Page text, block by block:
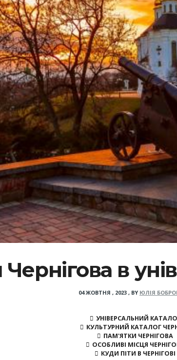
в
04 ЖОВТНЯ , 2023 , BY ЮЛІЯ
УНІВЕРСАЛЬНИЙ
КУЛЬТУРНИЙ КАТАЛОГ
ПАМ'ЯТКИ ЧЕРНІГОВА
ОСОБЛИВІ МІСЦЯ
КУДИ ПІТИ В ЧЕРНІГОВІ